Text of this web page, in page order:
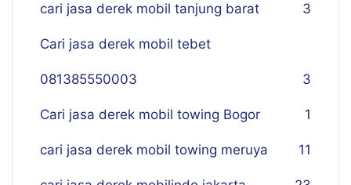
cari jasa derek mobil tanjung barat 3
Cari jasa derek mobil tebet
081385550003 3
Cari jasa derek mobil towing Bogor 1
cari jasa derek mobil towing meruya 11